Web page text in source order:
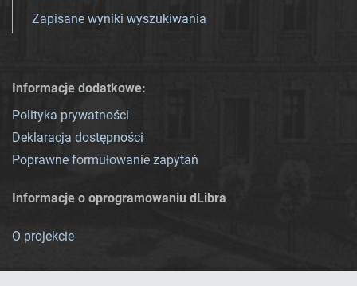
Zapisane wyniki wyszukiwania
Informacje dodatkowe:
Polityka prywatności
Deklaracja dostępności
Poprawne formułowanie zapytań
Informacje o oprogramowaniu dLibra
O projekcie